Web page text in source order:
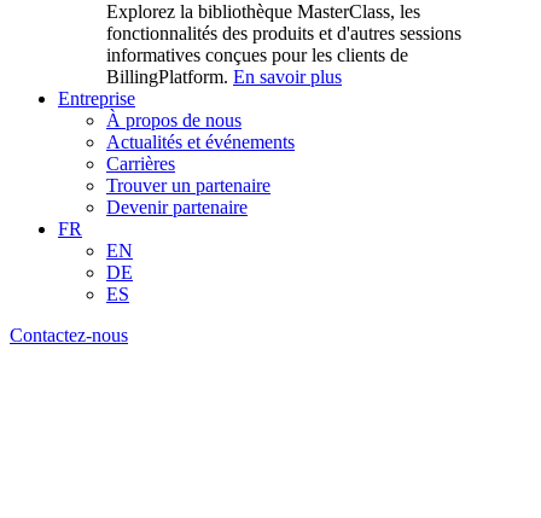
Explorez la bibliothèque MasterClass, les
fonctionnalités des produits et d'autres sessions
informatives conçues pour les clients de
BillingPlatform. En savoir plus
Entreprise
À propos de nous
Actualités et événements
Carrières
Trouver un partenaire
Devenir partenaire
FR
EN
DE
ES
Contactez-nous